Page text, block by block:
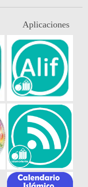
Aplicaciones